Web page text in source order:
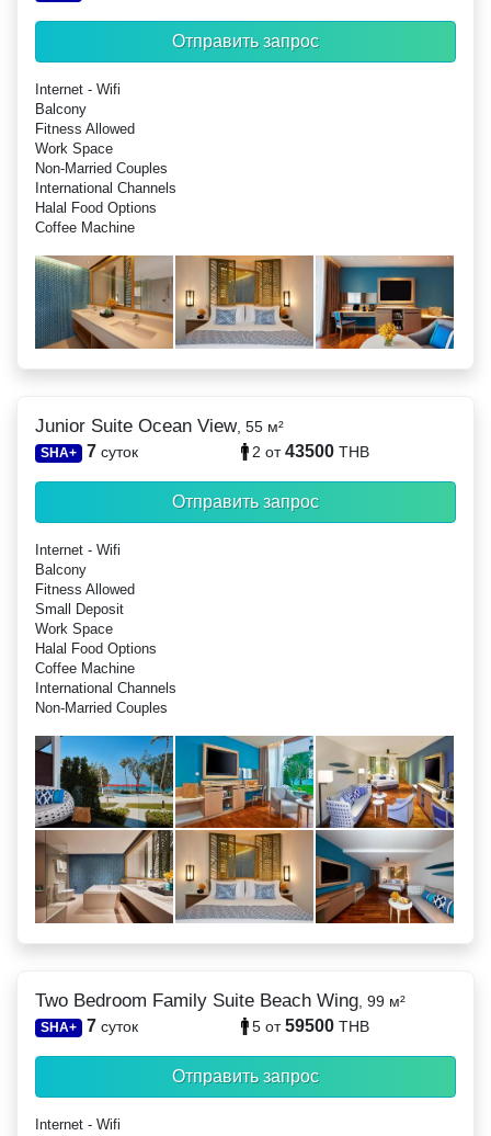
Отправить запрос
Internet - Wifi
Balcony
Fitness Allowed
Work Space
Non-Married Couples
International Channels
Halal Food Options
Coffee Machine
Junior Suite Ocean View, 55 м²
SHA+ 7 суток 2 от 43500 THB
Отправить запрос
Internet - Wifi
Balcony
Fitness Allowed
Small Deposit
Work Space
Halal Food Options
Coffee Machine
International Channels
Non-Married Couples
Two Bedroom Family Suite Beach Wing , 99 м²
SHA+ 7 суток 5 от 59500 THB
Отправить запрос
Internet - Wifi